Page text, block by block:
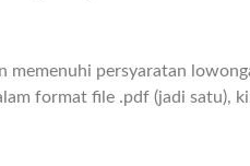
memenuhi persyaratan
format file .pdf (jadi satu),